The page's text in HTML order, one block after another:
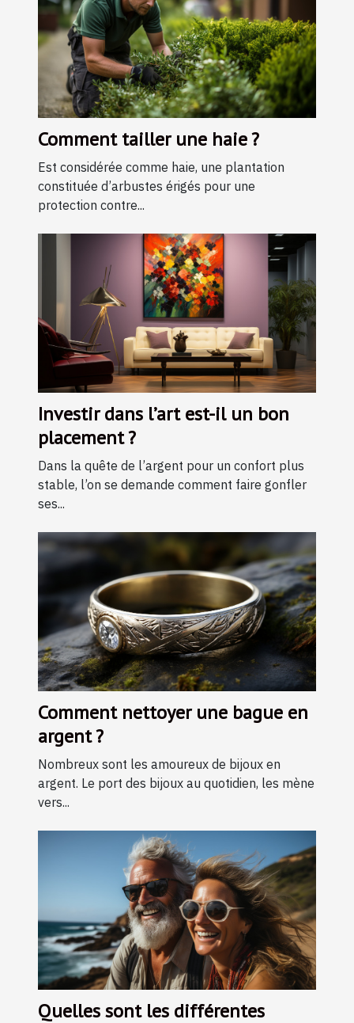
Comment tailler une haie ?
Est considérée comme haie, une plantation
constituée d’arbustes érigés pour une
protection contre...
Investir dans l’art est-il un bon
placement ?
Dans la quête de l’argent pour un confort plus
stable, l’on se demande comment faire gonfler
ses...
Comment nettoyer une bague en
argent ?
Nombreux sont les amoureux de bijoux en
argent. Le port des bijoux au quotidien, les mène
vers...
Quelles sont les différentes